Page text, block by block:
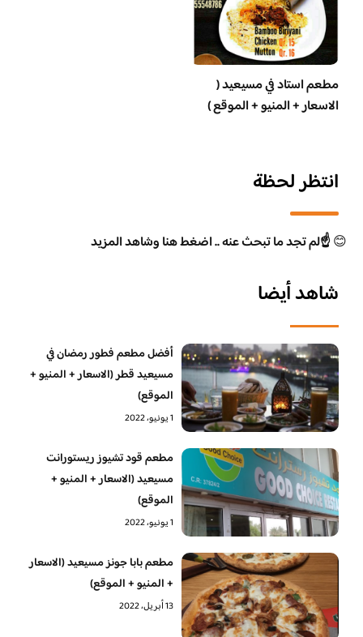
مطعم استاد في مسيعيد (
الاسعار + المنيو + الموقع )
انتظر لحظة
😊☝️لم تجد ما تبحث عنه .. اضغط هنا وشاهد المزيد
شاهد أيضا
أفضل مطعم فطور رمضان في
مسيعيد قطر (الاسعار + المنيو +
الموقع)
1 يونيو، 2022
مطعم قود تشيوز ريستورانت
مسيعيد (الاسعار + المنيو +
الموقع)
1 يونيو، 2022
مطعم بابا جونز مسيعيد (الاسعار
+ المنيو + الموقع)
13 أبريل، 2022